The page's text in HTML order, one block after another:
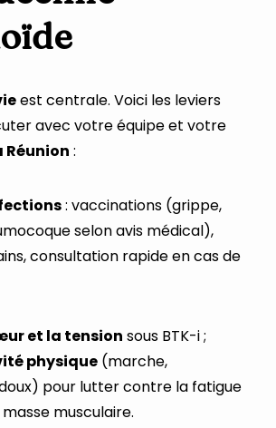
est centrale. Voici les leviers
avec votre équipe et votre
Réunion :
: vaccinations (grippe,
selon avis médical),
consultation rapide en cas de
et la tension sous BTK-i ;
physique (marche,
pour lutter contre la fatigue
musculaire.